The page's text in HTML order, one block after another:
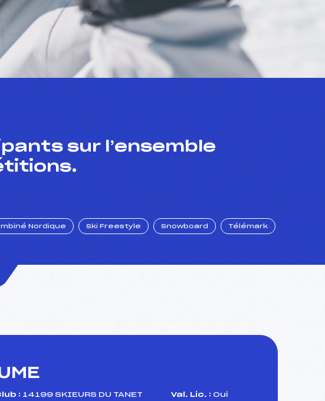
sur l’ensemble
Nordique Ski Freestyle Snowboard Télémark
: 14199 SKIEURS DU TANET Val. Lic. : Oui